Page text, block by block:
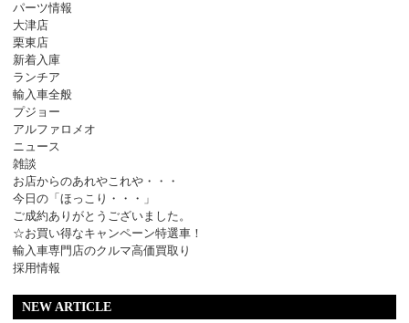
パーツ情報
大津店
栗東店
新着入庫
ランチア
輸入車全般
プジョー
アルファロメオ
ニュース
雑談
お店からのあれやこれや・・・
今日の「ほっこり・・・」
ご成約ありがとうございました。
☆お買い得なキャンペーン特選車！
輸入車専門店のクルマ高価買取り
採用情報
NEW ARTICLE